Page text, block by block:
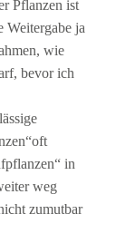
Pflanzen ist
Weitergabe ja
wie
bevor ich
in
weg
zumutbar